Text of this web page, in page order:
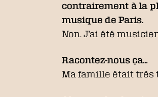
contrairement à la
musique de Paris.
Non. J’ai été
Racontez-nous ça…
Ma famille était très